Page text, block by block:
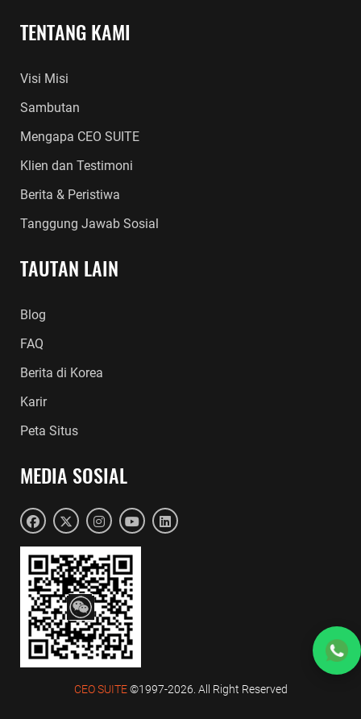
TENTANG KAMI
Visi Misi
Sambutan
Mengapa CEO SUITE
Klien dan Testimoni
Berita & Peristiwa
Tanggung Jawab Sosial
TAUTAN LAIN
Blog
FAQ
Berita di Korea
Karir
Peta Situs
MEDIA SOSIAL
CEO SUITE©1997-2026. All Right Reserved